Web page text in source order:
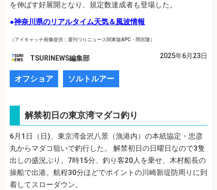
を伸ばす好展開となり、規定数達成者も登場した。
●神奈川県のリアルタイム天気＆風波情報
（アイキャッチ画像提供：週刊つりニュース関東版APC・間宮隆）
TSURINEWS編集部 2025年6月23日
オフショア ソルトルアー
解禁初日の東京湾マダコ釣り
6月1日（日)、東京湾金沢八景（漁港内）の本紙協定・忠彦
丸からマダコ狙いで釣行した。 解禁初日の日曜日なので3隻
出しの盛況ぶり。7時15分、釣り客20人を乗せ、木村船長の
操船で出港。航程30分ほどでポイントの川崎新堤防周りに到
着してスローダウン。